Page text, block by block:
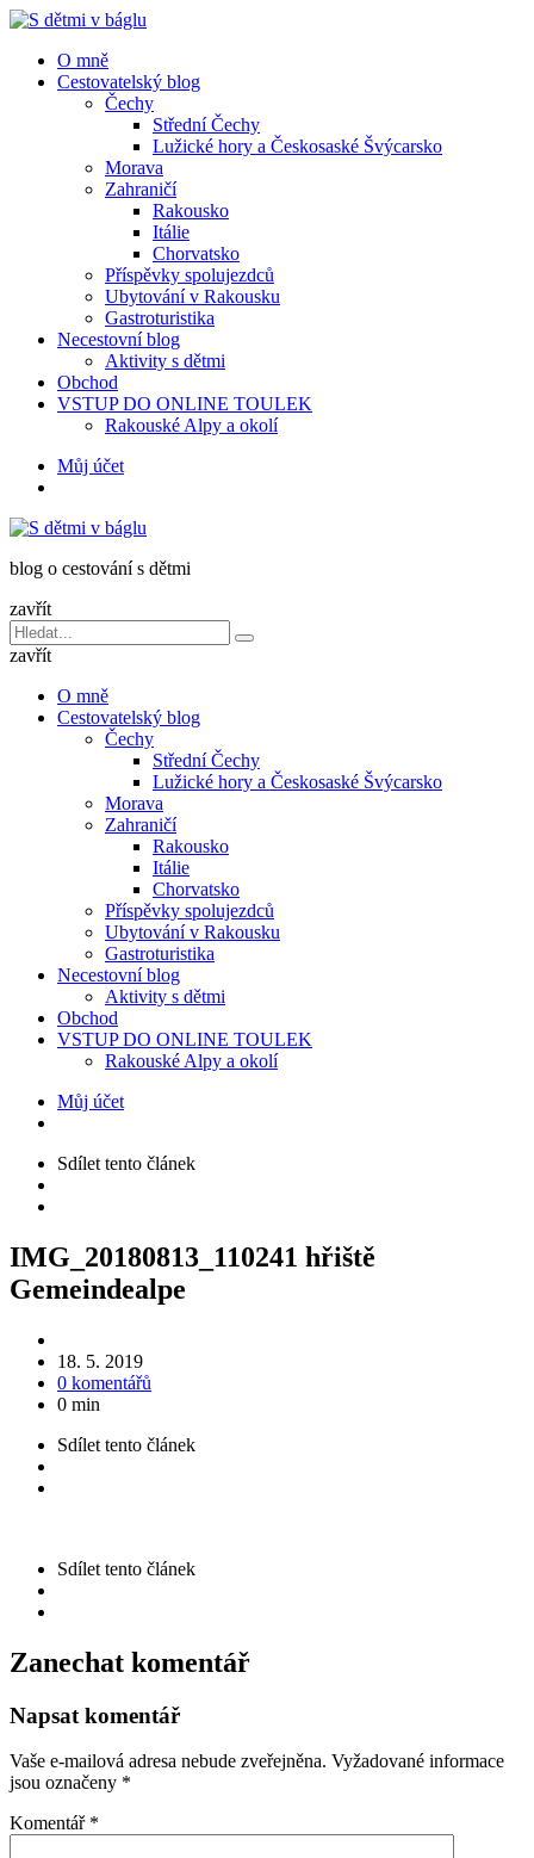
Menu
Menu
O mně
Cestovatelský blog
Čechy
Střední Čechy
Lužické hory a Českosaské Švýcarsko
Morava
Zahraničí
Rakousko
Itálie
Chorvatsko
Příspěvky spolujezdců
Ubytování v Rakousku
Gastroturistika
Necestovní blog
Aktivity s dětmi
Obchod
VSTUP DO ONLINE TOULEK
Rakouské Alpy a okolí
HledatMůj účet
v
blog o cestování s dětmi
zavřít
Vyhledávání
pro:
Hledat
zavřít
O mně
Cestovatelský blog
Čechy
Střední Čechy
Lužické hory a Českosaské Švýcarsko
Morava
Zahraničí
Rakousko
Itálie
Chorvatsko
Příspěvky spolujezdců
Ubytování v Rakousku
Gastroturistika
Necestovní blog
Aktivity s dětmi
Obchod
VSTUP DO ONLINE TOULEK
Rakouské Alpy a okolí
Můj účet
Sdílet tento článek
IMG_20180813_110241 hřiště
Gemeindealpe
18. 5. 2019
0 komentářů
0 min
Sdílet tento článek
Sdílet tento článek
Zanechat komentář
Napsat komentář
Vaše e-mailová adresa nebude zveřejněna. Vyžadované informace
jsou označeny *
Komentář *